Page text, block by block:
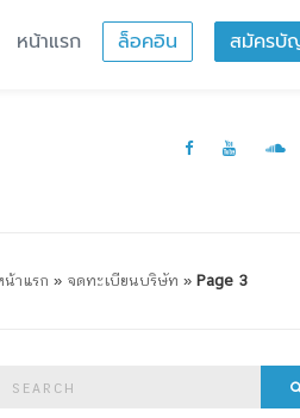
หน้าแรก ล็อคอิน สมัครบั
น้าแรก » จดทะเบียนบริษัท » Page 3